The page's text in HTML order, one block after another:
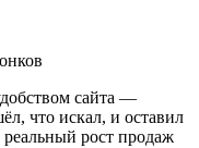
сайта —
что искал, и оставил
реальный рост продаж